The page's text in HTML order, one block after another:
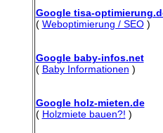
Google tisa-
( Weboptimierung / SEO)
Google baby-infos.net
( Baby Informationen )
Google holz-mieten.de
( Holzmiete bauen?! )